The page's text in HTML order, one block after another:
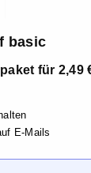
basic
für 2,49
E-Mails